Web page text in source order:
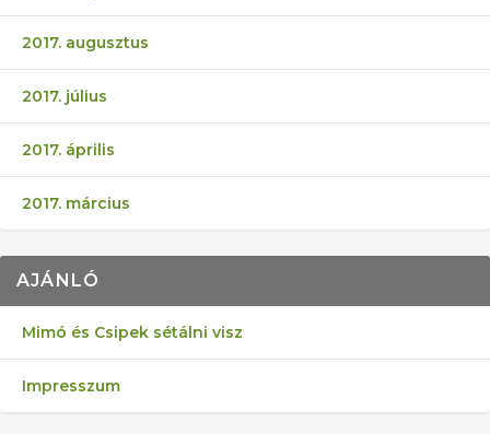
2017. augusztus
2017. július
2017. április
2017. március
AJÁNLÓ
Mimó és Csipek sétálni visz
Impresszum